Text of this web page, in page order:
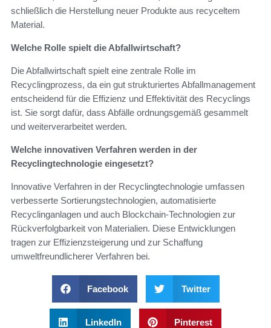
schließlich die Herstellung neuer Produkte aus recyceltem
Material.
Welche Rolle spielt die Abfallwirtschaft?
Die Abfallwirtschaft spielt eine zentrale Rolle im
Recyclingprozess, da ein gut strukturiertes Abfallmanagement
entscheidend für die Effizienz und Effektivität des Recyclings
ist. Sie sorgt dafür, dass Abfälle ordnungsgemäß gesammelt
und weiterverarbeitet werden.
Welche innovativen Verfahren werden in der
Recyclingtechnologie eingesetzt?
Innovative Verfahren in der Recyclingtechnologie umfassen
verbesserte Sortierungstechnologien, automatisierte
Recyclinganlagen und auch Blockchain-Technologien zur
Rückverfolgbarkeit von Materialien. Diese Entwicklungen
tragen zur Effizienzsteigerung und zur Schaffung
umweltfreundlicherer Verfahren bei.
Facebook Twitter
LinkedIn Pinterest